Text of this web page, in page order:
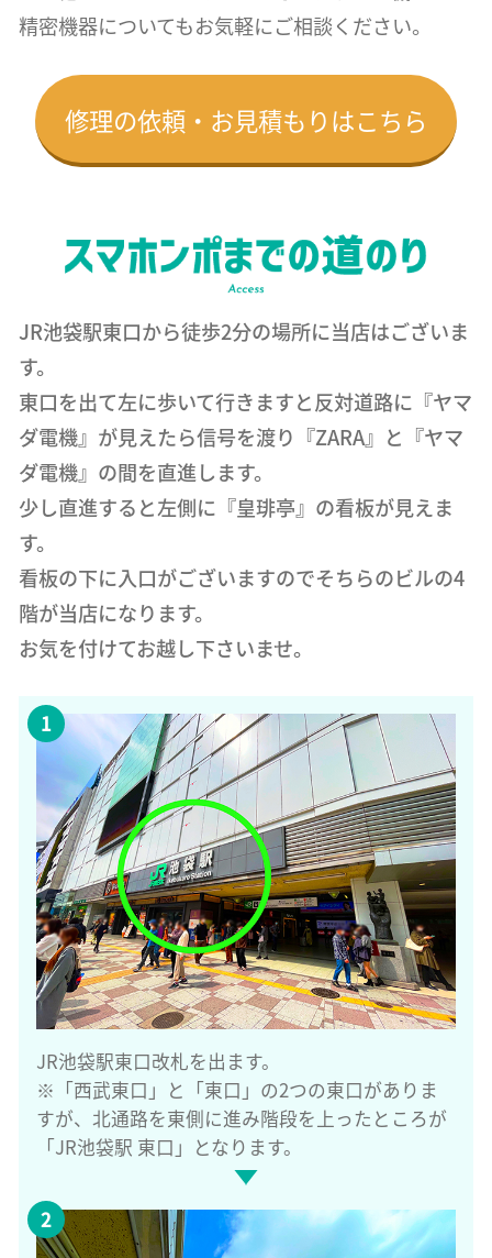
精密機器についてもお気軽にご相談ください。
修理の依頼・お見積もりはこちら
JR池袋駅東口から徒歩2分の場所に当店はございま
す。
東口を出て左に歩いて行きますと反対道路に『ヤマ
ダ電機』が見えたら信号を渡り『ZARA』と『ヤマ
ダ電機』の間を直進します。
少し直進すると左側に『皇琲亭』の看板が見えま
す。
看板の下に入口がございますのでそちらのビルの4
階が当店になります。
お気を付けてお越し下さいませ。
JR池袋駅東口改札を出ます。
※「西武東口」と「東口」の2つの東口がありま
すが、北通路を東側に進み階段を上ったところが
「JR池袋駅 東口」となります。